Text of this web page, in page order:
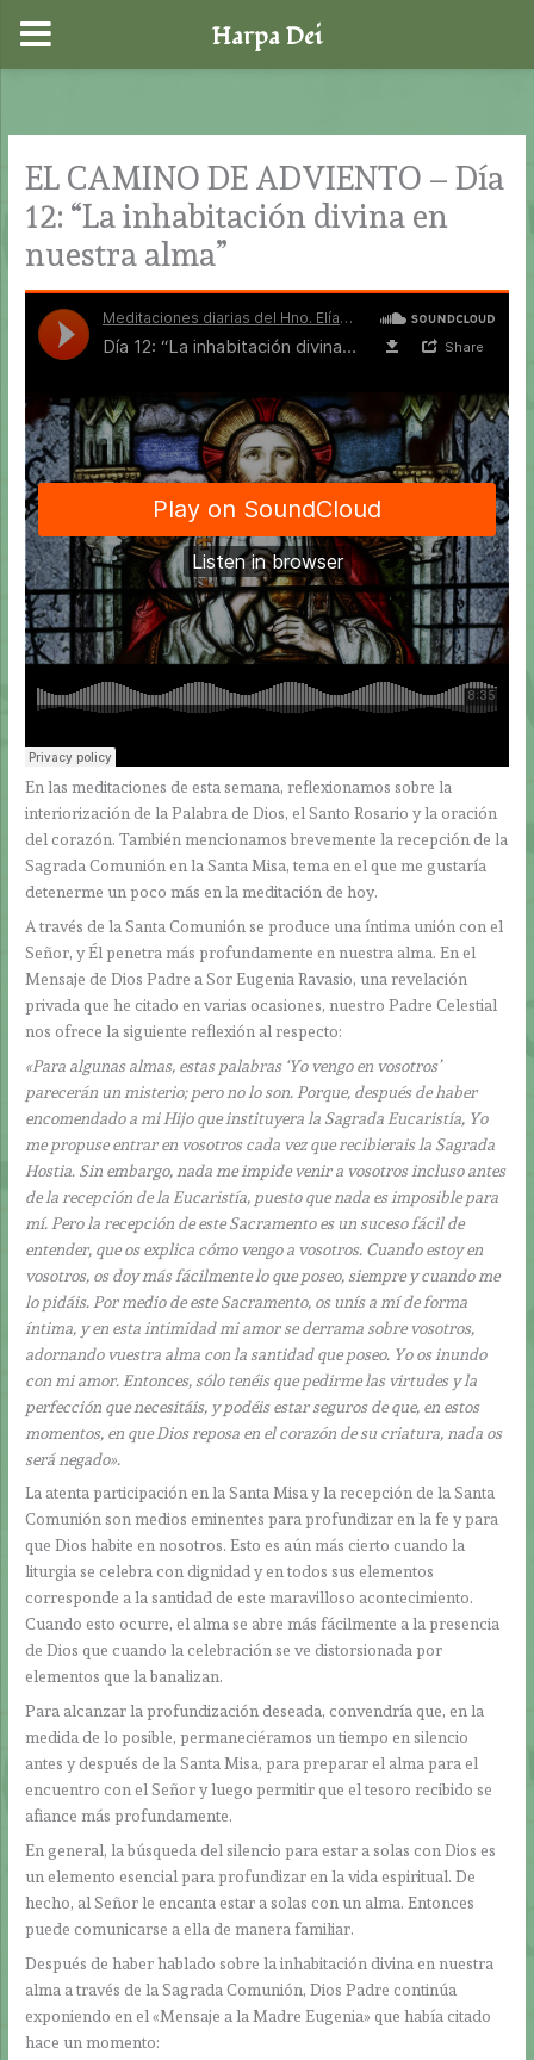
contenido
EL CAMINO DE ADVIENTO – Día
12: “La inhabitación divina en
nuestra alma”
En las meditaciones de esta semana, reflexionamos sobre la
interiorización de la Palabra de Dios, el Santo Rosario y la oración
del corazón. También mencionamos brevemente la recepción de la
Sagrada Comunión en la Santa Misa, tema en el que me gustaría
detenerme un poco más en la meditación de hoy.
A través de la Santa Comunión se produce una íntima unión con el
Señor, y Él penetra más profundamente en nuestra alma. En el
Mensaje de Dios Padre a Sor Eugenia Ravasio, una revelación
privada que he citado en varias ocasiones, nuestro Padre Celestial
nos ofrece la siguiente reflexión al respecto:
«Para algunas almas, estas palabras ‘Yo vengo en vosotros’
parecerán un misterio; pero no lo son. Porque, después de haber
encomendado a mi Hijo que instituyera la Sagrada Eucaristía, Yo
me propuse entrar en vosotros cada vez que recibierais la Sagrada
Hostia. Sin embargo, nada me impide venir a vosotros incluso antes
de la recepción de la Eucaristía, puesto que nada es imposible para
mí. Pero la recepción de este Sacramento es un suceso fácil de
entender, que os explica cómo vengo a vosotros. Cuando estoy en
vosotros, os doy más fácilmente lo que poseo, siempre y cuando me
lo pidáis. Por medio de este Sacramento, os unís a mí de forma
íntima, y en esta intimidad mi amor se derrama sobre vosotros,
adornando vuestra alma con la santidad que poseo. Yo os inundo
con mi amor. Entonces, sólo tenéis que pedirme las virtudes y la
perfección que necesitáis, y podéis estar seguros de que, en estos
momentos, en que Dios reposa en el corazón de su criatura, nada os
será negado».
La atenta participación en la Santa Misa y la recepción de la Santa
Comunión son medios eminentes para profundizar en la fe y para
que Dios habite en nosotros. Esto es aún más cierto cuando la
liturgia se celebra con dignidad y en todos sus elementos
corresponde a la santidad de este maravilloso acontecimiento.
Cuando esto ocurre, el alma se abre más fácilmente a la presencia
de Dios que cuando la celebración se ve distorsionada por
elementos que la banalizan.
Para alcanzar la profundización deseada, convendría que, en la
medida de lo posible, permaneciéramos un tiempo en silencio
antes y después de la Santa Misa, para preparar el alma para el
encuentro con el Señor y luego permitir que el tesoro recibido se
afiance más profundamente.
En general, la búsqueda del silencio para estar a solas con Dios es
un elemento esencial para profundizar en la vida espiritual. De
hecho, al Señor le encanta estar a solas con un alma. Entonces
puede comunicarse a ella de manera familiar.
Después de haber hablado sobre la inhabitación divina en nuestra
alma a través de la Sagrada Comunión, Dios Padre continúa
exponiendo en el «Mensaje a la Madre Eugenia» que había citado
hace un momento:
Harpa Dei